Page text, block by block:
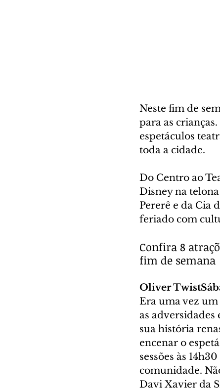
Neste fim de
para as
espetáculos
toda a cidade.
Do Centro ao
Disney na
Pererê e da Cia
feriado com
Confira 8
fim de semana
Oliver
Era uma vez
as adversidades
sua história
encenar o
sessões às
comunidade.
Davi Xavier da